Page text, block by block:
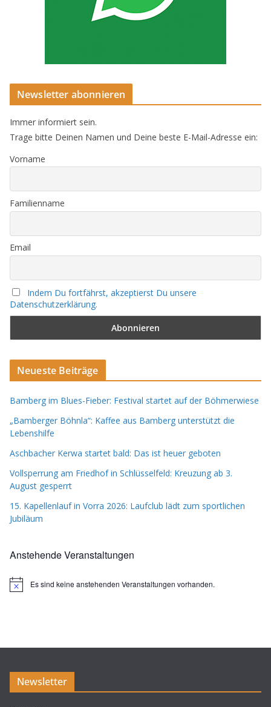
Newsletter abonnieren
Immer informiert sein.
Trage bitte Deinen Namen und Deine beste E-Mail-Adresse ein:
Vorname
Familienname
Email
Indem Du fortfährst, akzeptierst Du unsere
Datenschutzerklärung.
Neueste Beiträge
Bamberg im Blues-Fieber: Festival startet auf der Böhmerwiese
„Bamberger Böhnla“: Kaffee aus Bamberg unterstützt die
Lebenshilfe
Aschbacher Kerwa startet bald: Das ist heuer geboten
Vollsperrung am Friedhof in Schlüsselfeld: Kreuzung ab 3.
August gesperrt
15. Kapellenlauf in Vorra 2026: Laufclub lädt zum sportlichen
Jubiläum
Anstehende Veranstaltungen
H
s
Es sind keine anstehenden Veranstaltungen vorhanden.
Newsletter